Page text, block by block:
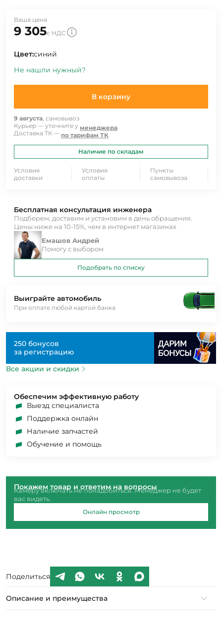
Ваша цена
9 305с НДС
Цвет:синий
Не нашли нужный?
В корзину
9 августа, самовывоз
Курьер — уточните у менеджера
Доставка ТК — по тарифам ТК
Наличие по складам
Условия
доставки
Условия
оплаты
Пункты
самовывоза
Выиграйте автомобиль
При оплате любой картой банка
250 бонусов
за регистрацию
Все акции и скидки
Обеспечим эффективную работу
Выезд специалиста
Поддержка онлайн
Наличие запчастей
Обучение и помощь
Покажем товар и ответим на вопросы
Камеру включать не понадобиться. Менеджер не будет
вас видеть.
Онлайн просмотр
Бесплатная консультация инженера
Подберем, доставим и установим в день обращения.
Цены ниже на 10-15%, чем в интернет магазинах
Емашов Андрей
Помогу с выбором
Подобрать по списку
Поделиться
Описание и преимущества